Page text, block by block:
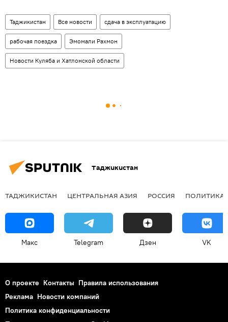
Таджикистан Все новости сдача в эксплуатацию
рабочая поездка Эмомали Рахмон
Новости Куляба и Хатлонской области
Таджикистан
ТАДЖИКИСТАН ЦЕНТРАЛЬНАЯ АЗИЯ РОССИЯ ПОЛИТИКА
Макс Telegram Дзен VK
О проекте Контакты Правила использования
Реклама Новости компаний
Политика конфиденциальности